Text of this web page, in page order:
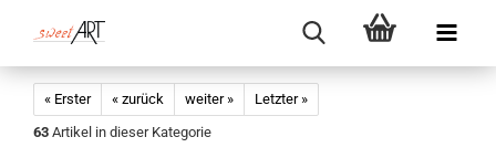
« Erster « zurück weiter »
Letzter »
63 Artikel in dieser Kategorie